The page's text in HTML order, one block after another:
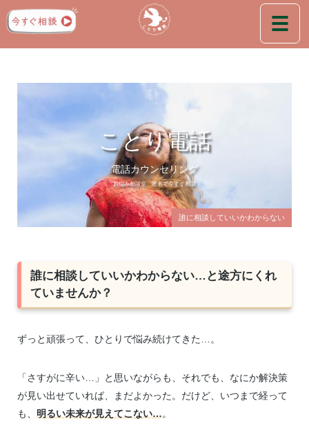
ことり電話
電話カウンセリング
お悩み相談室 匿名で今すぐ相談
誰に相談していいかわからない
誰に相談していいかわからない…と途方にくれ
ていませんか？
ずっと頑張って、ひとりで悩み続けてきた…。
「さすがに辛い…」と思いながらも、それでも、なにか解決策
が見い出せていれば、まだよかった。だけど、いつまで経って
も、 明るい未来が見えてこない…。